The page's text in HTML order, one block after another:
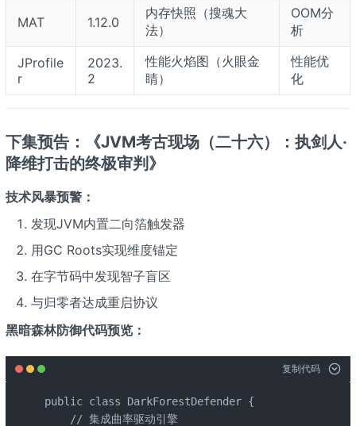
MAT 1.12.0
内存快照（搜魂大
法）
OOM分
析
JProfile
r
2023.
2
性能火焰图（火眼金
睛）
性能优
化
下集预告：《JVM考古现场（二十六）：执剑人·
降维打击的终极审判》
技术风暴预警：
发现JVM内置二向箔触发器
用GC Roots实现维度锚定
在字节码中发现智子盲区
与归零者达成重启协议
黑暗森林防御代码预览：
复制代码
public class DarkForestDefender {
    // 集成曲率驱动引擎